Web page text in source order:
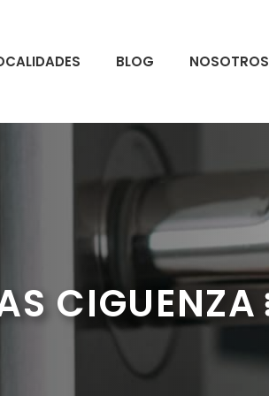
BLOG NOSOTROS
CIGUENZA